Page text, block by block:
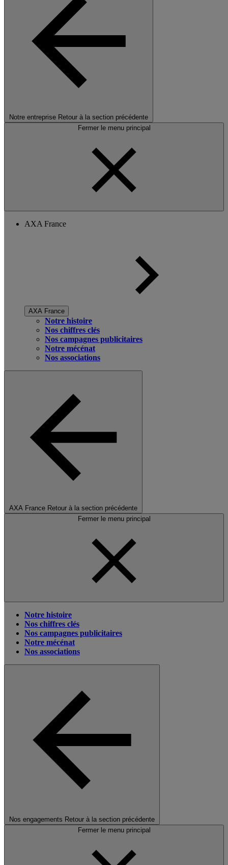
Notre entreprise Retour à la section précédente
Fermer le menu principal
AXA France
AXA France
Notre histoire
Nos chiffres clés
Nos campagnes publicitaires
Notre mécénat
Nos associations
AXA France Retour à la section précédente
Fermer le menu principal
Notre histoire
Nos chiffres clés
Nos campagnes publicitaires
Notre mécénat
Nos associations
Nos engagements Retour à la section précédente
Fermer le menu principal